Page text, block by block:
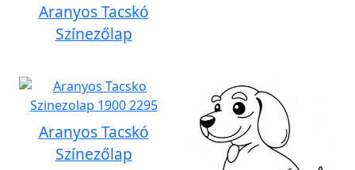
Aranyos Tacskó
Színezőlap
Aranyos Tacskó
Színezőlap